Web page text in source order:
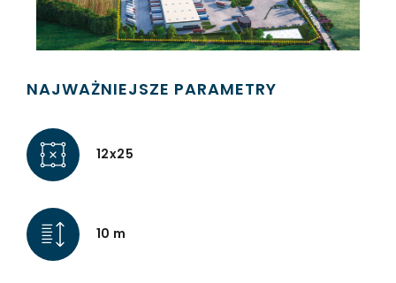
NAJWAŻNIEJSZE PARAMETRY
12x25
10 m